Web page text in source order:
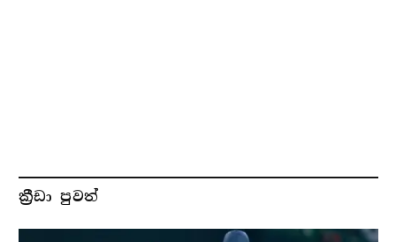
ක්‍රීඩා පුවත්